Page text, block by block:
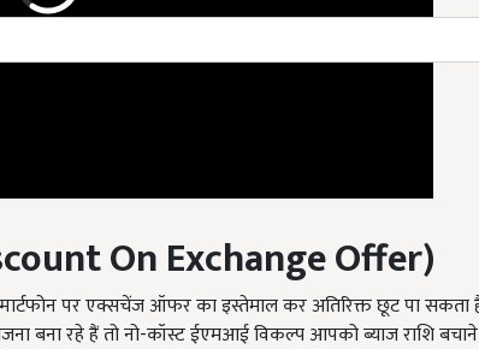
On Exchange Offer )
पर एक्सचेंज ऑफर का इस्तेमाल कर अतिरिक्त छूट पा सकता हैं.
बना रहे हैं तो नो-कॉस्ट ईएमआई विकल्प आपको ब्याज राशि बचाने